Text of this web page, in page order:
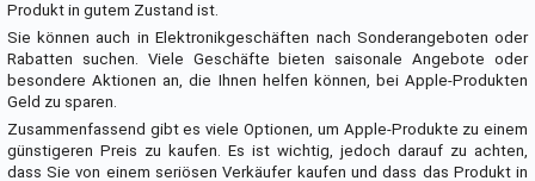
Produkt in gutem Zustand ist.
Sie können auch in Elektronikgeschäften nach Sonderangeboten oder
Rabatten suchen. Viele Geschäfte bieten saisonale Angebote oder
besondere Aktionen an, die Ihnen helfen können, bei Apple-Produkten
Geld zu sparen.
Zusammenfassend gibt es viele Optionen, um Apple-Produkte zu einem
günstigeren Preis zu kaufen. Es ist wichtig, jedoch darauf zu achten,
dass Sie von einem seriösen Verkäufer kaufen und dass das Produkt in